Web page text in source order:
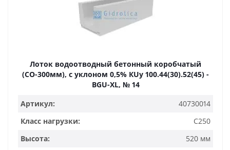
Лоток водоотводный бетонный коробчатый
(СО-300мм), с уклоном 0,5% КUу 100.44(30).52(45) -
BGU-XL, № 14
Артикул:
40730014
Класс нагрузки:
C250
Высота:
520 мм